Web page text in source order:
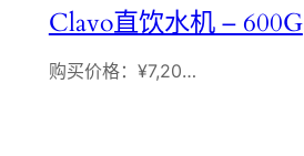
Clavo直饮水机 – 600G
购买价格：¥7,20…